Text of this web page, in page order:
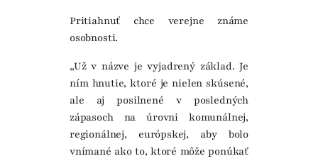
Pritiahnuť chce verejne známe
osobnosti.
„Už v názve je vyjadrený základ. Je
ním hnutie, ktoré je nielen skúsené,
ale aj posilnené v posledných
zápasoch na úrovni komunálnej,
regionálnej, európskej, aby bolo
vnímané ako to, ktoré môže ponúkať